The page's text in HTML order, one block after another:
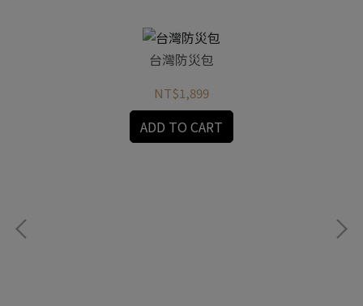
台灣防災包
NT$1,899
ADD TO CART